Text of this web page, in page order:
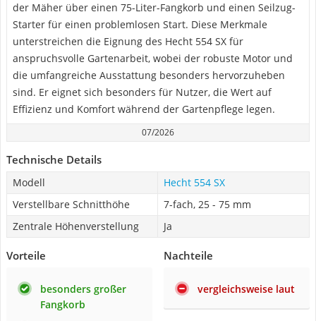
der Mäher über einen 75-Liter-Fangkorb und einen Seilzug-
Starter für einen problemlosen Start. Diese Merkmale
unterstreichen die Eignung des Hecht 554 SX für
anspruchsvolle Gartenarbeit, wobei der robuste Motor und
die umfangreiche Ausstattung besonders hervorzuheben
sind. Er eignet sich besonders für Nutzer, die Wert auf
Effizienz und Komfort während der Gartenpflege legen.
07/2026
Technische Details
Modell
Hecht 554 SX
Verstellbare Schnitthöhe
7-fach, 25 - 75 mm
Zentrale Höhenverstellung
Ja
Vorteile
besonders großer
Fangkorb
Nachteile
vergleichsweise laut